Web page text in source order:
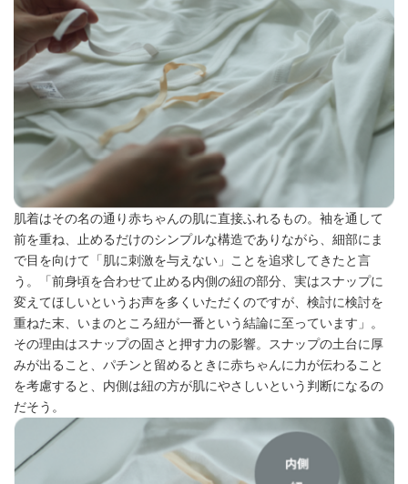
肌着はその名の通り赤ちゃんの肌に直接ふれるもの。袖を通して
前を重ね、止めるだけのシンプルな構造でありながら、細部にま
で目を向けて「肌に刺激を与えない」ことを追求してきたと言
う。「前身頃を合わせて止める内側の紐の部分、実はスナップに
変えてほしいというお声を多くいただくのですが、検討に検討を
重ねた末、いまのところ紐が一番という結論に至っています」。
その理由はスナップの固さと押す力の影響。スナップの土台に厚
みが出ること、パチンと留めるときに赤ちゃんに力が伝わること
を考慮すると、内側は紐の方が肌にやさしいという判断になるの
だそう。